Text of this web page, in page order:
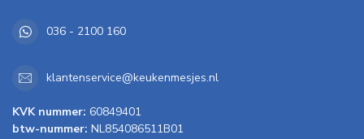
036 - 2100 160
klantenservice@keukenmesjes.nl
KVK nummer: 60849401
btw-nummer: NL854086511B01